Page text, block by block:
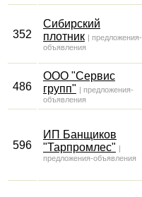
352
Сибирский
плотник | предложения-
объявления
486
ООО "Сервис
групп" | предложения-
объявления
596
ИП Банщиков
"Тарпромлес" |
предложения-объявления